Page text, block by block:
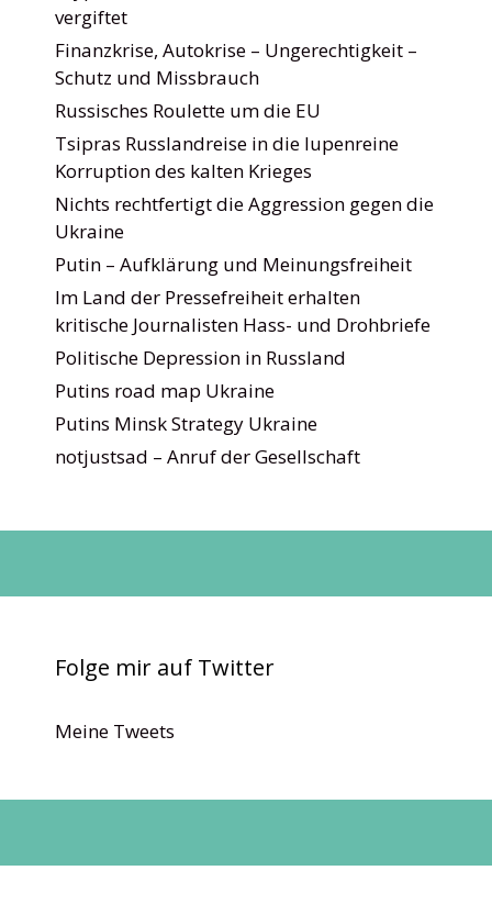
vergiftet
Finanzkrise, Autokrise – Ungerechtigkeit –
Schutz und Missbrauch
Russisches Roulette um die EU
Tsipras Russlandreise in die lupenreine
Korruption des kalten Krieges
Nichts rechtfertigt die Aggression gegen die
Ukraine
Putin – Aufklärung und Meinungsfreiheit
Im Land der Pressefreiheit erhalten
kritische Journalisten Hass- und Drohbriefe
Politische Depression in Russland
Putins road map Ukraine
Putins Minsk Strategy Ukraine
notjustsad – Anruf der Gesellschaft
Folge mir auf Twitter
Meine Tweets